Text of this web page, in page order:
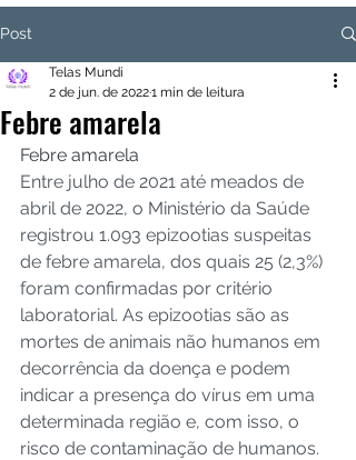
Post
Febre amarela
Telas Mundi
2 de jun. de 20221 min de leitura
Febre amarela
Entre julho de 2021 até meados de
abril de 2022, o Ministério da Saúde
registrou 1.093 epizootias suspeitas
de febre amarela, dos quais 25 (2,3%)
foram confirmadas por critério
laboratorial. As epizootias são as
mortes de animais não humanos em
decorrência da doença e podem
indicar a presença do vírus em uma
determinada região e, com isso, o
risco de contaminação de humanos.